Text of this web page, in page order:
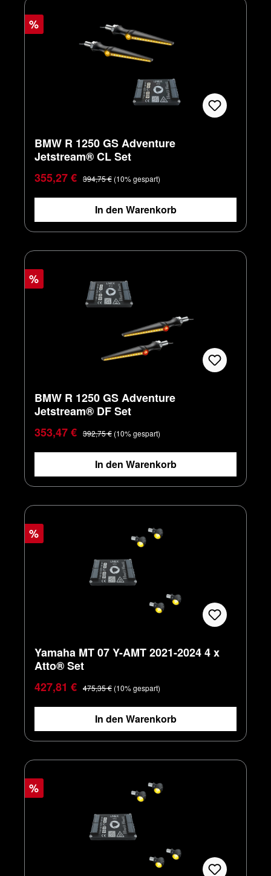
%
BMW R 1250 GS Adventure
Jetstream® CL Set
Verkaufspreis:
355,27 € Regulärer Preis:
394,75 € (10% gespart)
In den Warenkorb
%
BMW R 1250 GS Adventure
Jetstream® DF Set
Verkaufspreis:
353,47 € Regulärer Preis:
392,75 € (10% gespart)
In den Warenkorb
%
Yamaha MT 07 Y-AMT 2021-2024 4 x
Atto® Set
Verkaufspreis:
427,81 € Regulärer Preis:
475,35 € (10% gespart)
In den Warenkorb
%